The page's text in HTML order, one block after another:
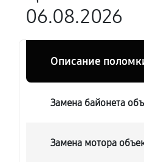
06.08.2026
Описание
Замена байонета
Замена мотора